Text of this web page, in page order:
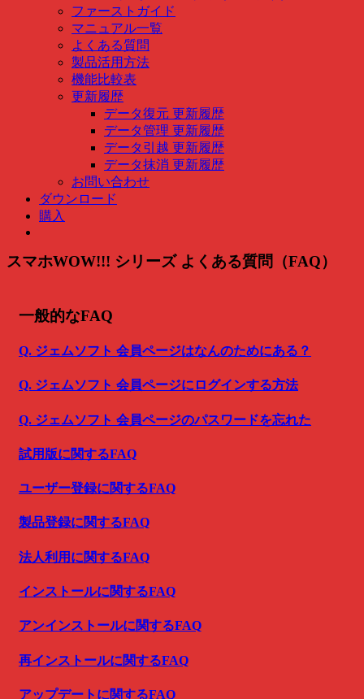
ファーストガイド
マニュアル一覧
よくある質問
製品活用方法
機能比較表
更新履歴
データ復元 更新履歴
データ管理 更新履歴
データ引越 更新履歴
データ抹消 更新履歴
お問い合わせ
ダウンロード
購入
スマホWOW!!! シリーズ よくある質問（FAQ）
一般的なFAQ
Q. ジェムソフト 会員ページはなんのためにある？
Q. ジェムソフト 会員ページにログインする方法
Q. ジェムソフト 会員ページのパスワードを忘れた
試用版に関するFAQ
ユーザー登録に関するFAQ
製品登録に関するFAQ
法人利用に関するFAQ
インストールに関するFAQ
アンインストールに関するFAQ
再インストールに関するFAQ
アップデートに関するFAQ